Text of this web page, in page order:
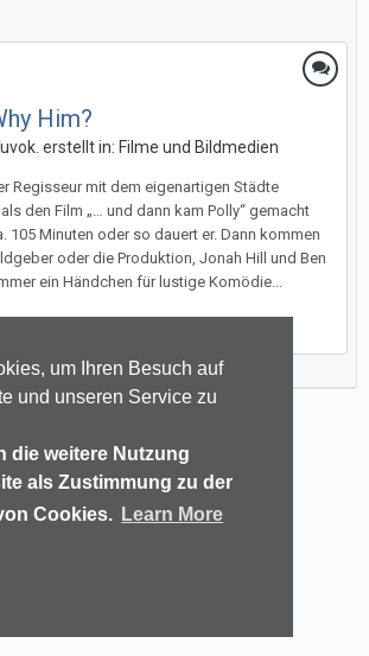
um Ihren Besuch auf
und unseren Service zu
die weitere Nutzung
als Zustimmung zu der
Cookies. Learn More
Him?
erstellt in: Filme und Bildmedien
Regisseur mit dem eigenartigen Städte
den Film „… und dann kam Polly“ gemacht
105 Minuten oder so dauert er. Dann kommen
oder die Produktion, Jonah Hill und Ben
ein Händchen für lustige Komödie...
(C) audiomap.de
Powered by Invision Community